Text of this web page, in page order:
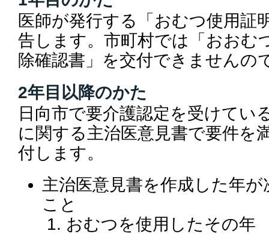
医師が発行する「おむつ使用証
告します。市町村では「おおむ
除確認書」を交付できませんの
2年目以降のかた
日向市で要介護認定を受けてい
に関する主治医意見書で要件を
付します。
主治医意見書を作成した年
こと
おむつを使用したその年